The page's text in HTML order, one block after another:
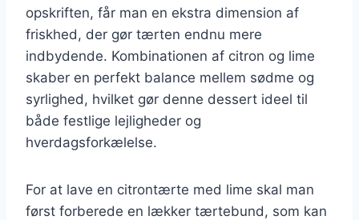
opskriften, får man en ekstra dimension af
friskhed, der gør tærten endnu mere
indbydende. Kombinationen af citron og lime
skaber en perfekt balance mellem sødme og
syrlighed, hvilket gør denne dessert ideel til
både festlige lejligheder og
hverdagsforkælelse.
For at lave en citrontærte med lime skal man
først forberede en lækker tærtebund, som kan